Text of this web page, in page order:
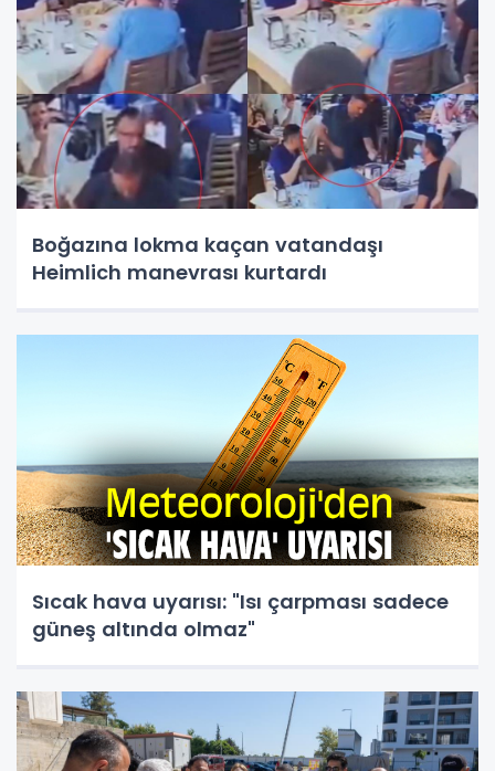
Boğazına lokma kaçan vatandaşı
Heimlich manevrası kurtardı
Sıcak hava uyarısı: "Isı çarpması sadece
güneş altında olmaz"